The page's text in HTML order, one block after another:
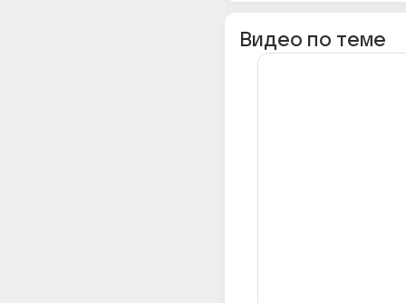
Видео по теме